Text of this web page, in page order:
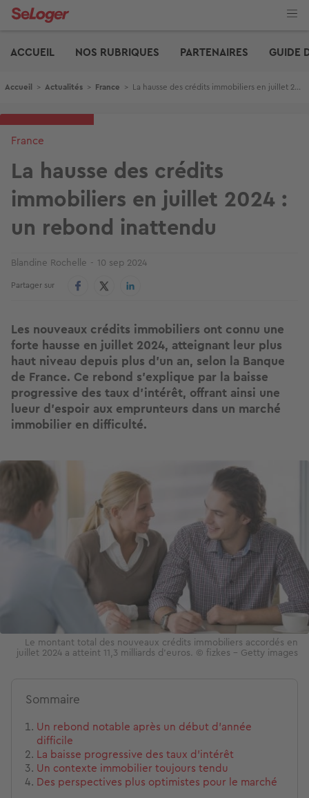
Aller
ACCUEIL
NOS RUBRIQUES PARTENAIRES GUIDE
Fil d'Ariane
Accueil > Actualités > France > La hausse des crédits immobiliers en juillet 2024 : un rebond inattendu
France
La hausse des crédits
immobiliers en juillet 2024 :
un rebond inattendu
Blandine Rochelle 10 sep 2024
Partager sur
Les nouveaux crédits immobiliers ont connu une
forte hausse en juillet 2024, atteignant leur plus
haut niveau depuis plus d'un an, selon la Banque
de France. Ce rebond s'explique par la baisse
progressive des taux d'intérêt, offrant ainsi une
lueur d'espoir aux emprunteurs dans un marché
immobilier en difficulté.
Image
Le montant total des nouveaux crédits immobiliers accordés en
juillet 2024 a atteint 11,3 milliards d'euros. © fizkes - Getty images
Sommaire
Un rebond notable après un début d'année
difficile
La baisse progressive des taux d'intérêt
Un contexte immobilier toujours tendu
Des perspectives plus optimistes pour le marché